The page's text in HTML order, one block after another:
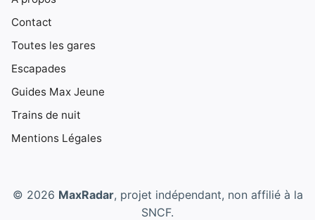
Contact
Toutes les gares
Escapades
Guides Max Jeune
Trains de nuit
Mentions Légales
© 2026 MaxRadar, projet indépendant, non affilié à la
SNCF.